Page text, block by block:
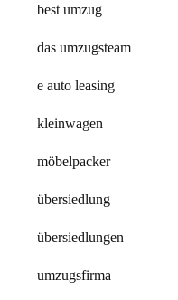
best umzug
das umzugsteam
e auto leasing
kleinwagen
möbelpacker
übersiedlung
übersiedlungen
umzugsfirma